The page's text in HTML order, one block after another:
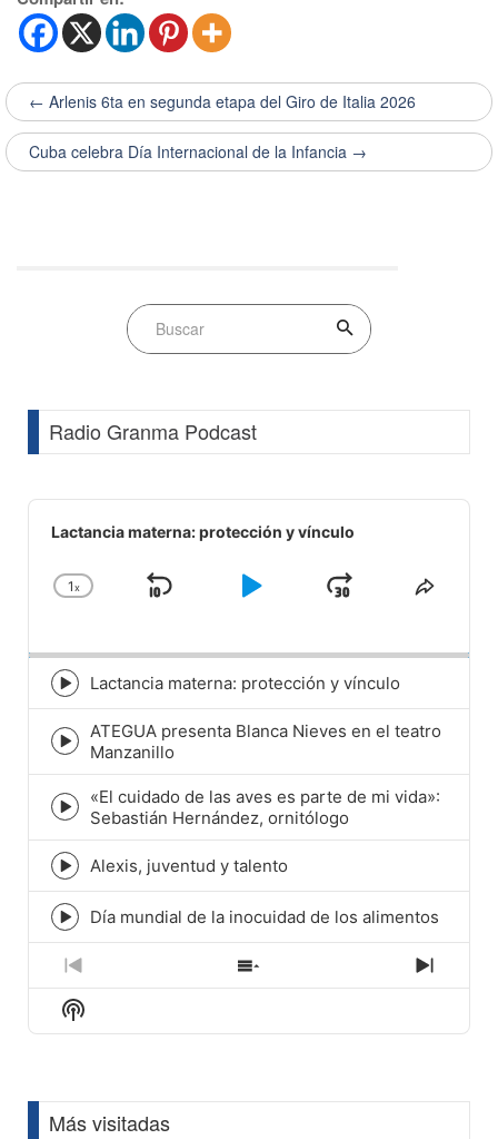
← Arlenis 6ta en segunda etapa del Giro de Italia 2026
Cuba celebra Día Internacional de la Infancia →
Radio Granma Podcast
Audio
Player
Lactancia materna: protección y vínculo
Change
1x
Skip
Play
JumpShare
Episode
play
icon
Lactancia materna: protección y vínculo
Episode
play
icon
ATEGUA presenta Blanca Nieves en el teatro
Manzanillo
Episode
play
icon
«El cuidado de las aves es parte de mi vida»:
Sebastián Hernández, ornitólogo
Episode
play
icon
Alexis, juventud y talento
Episode
play
icon
Día mundial de la inocuidad de los alimentos
Previous
Episode
Show
Episodes
Next
Show
Podcast
Más visitadas